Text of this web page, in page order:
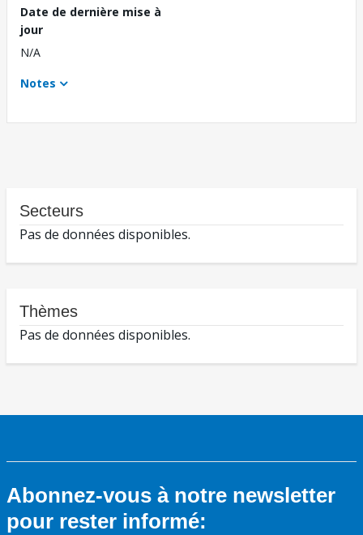
Date de dernière mise à
jour
N/A
Notes
Secteurs
Pas de données disponibles.
Thèmes
Pas de données disponibles.
Abonnez-vous à notre newsletter
pour rester informé: